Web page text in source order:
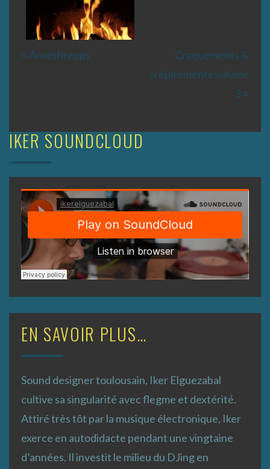
Navigation
Árneshrepps
Craquements &
crépitements volume
3
IKER SOUNDCLOUD
EN SAVOIR PLUS…
Sound designer toulousain, Iker Elguezabal
cultive sa singularité avec flegme et dextérité.
Attiré très tôt par la musique électronique, Iker
exerce en autodidacte pendant une vingtaine
d’années. Il investit le milieu du DJing en